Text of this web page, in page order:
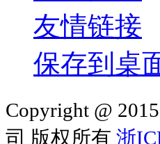
友情链接
保存到桌
Copyright @
司 版权所有 浙